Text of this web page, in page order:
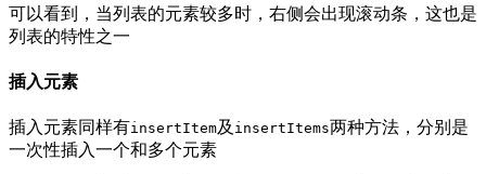
可以看到，当列表的元素较多时，右侧会出现滚动条，这也是
列表的特性之一
插入元素
插入元素同样有insertItem及 insertItems两种方法，分别是
一次性插入一个和多个元素